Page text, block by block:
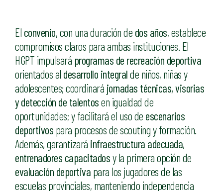
El convenio, con una duración de dos años, establece
compromisos claros para ambas instituciones. El
HGPT impulsará programas de recreación deportiva
orientados al desarrollo integralde niños, niñas y
adolescentes; coordinará jornadas técnicas, visorias
y detección de talentosen igualdad de
oportunidades; y facilitará el uso de escenarios
deportivos para procesos de scouting y formación.
Además, garantizará infraestructura adecuada,
entrenadores capacitadosy la primera opción de
evaluación deportiva para los jugadores de las
escuelas provinciales, manteniendo independencia